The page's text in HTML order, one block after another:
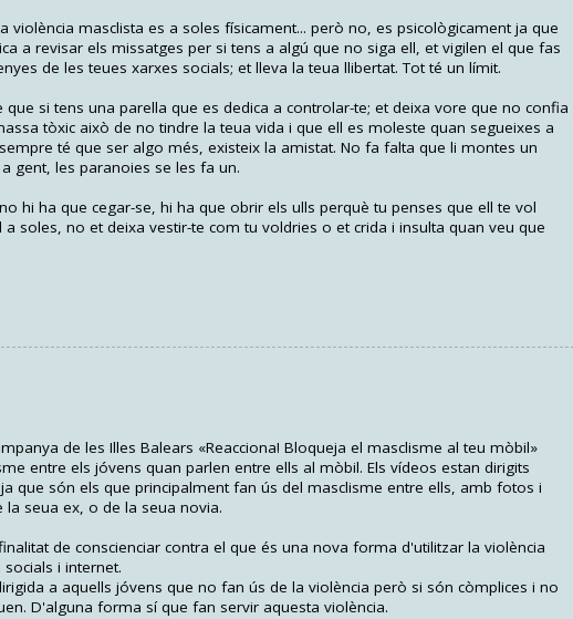
violència masclista es a soles físicament... però no, es psicològicament ja que
a revisar els missatges per si tens a algú que no siga ell, et vigilen el que fas
de les teues xarxes socials; et lleva la teua llibertat. Tot té un límit.
que si tens una parella que es dedica a controlar-te; et deixa vore que no confia
tòxic això de no tindre la teua vida i que ell es moleste quan segueixes a
té que ser algo més, existeix la amistat. No fa falta que li montes un
gent, les paranoies se les fa un.
hi ha que cegar-se, hi ha que obrir els ulls perquè tu penses que ell te vol
a soles, no et deixa vestir-te com tu voldries o et crida i insulta quan veu que
de les Illes Balears «Reacciona! Bloqueja el masclisme al teu mòbil»
entre els jóvens quan parlen entre ells al mòbil. Els vídeos estan dirigits
que són els que principalment fan ús del masclisme entre ells, amb fotos i
la seua ex, o de la seua novia.
de conscienciar contra el que és una nova forma d'utilitzar la violència
i internet.
a aquells jóvens que no fan ús de la violència però si són còmplices i no
D'alguna forma sí que fan servir aquesta violència.